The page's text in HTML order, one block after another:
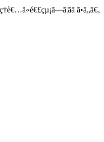
ã•ã„ã€‚